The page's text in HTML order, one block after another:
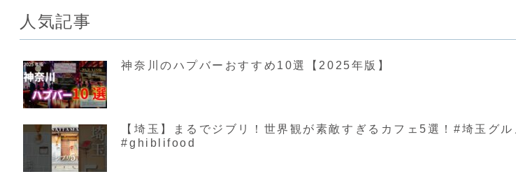
人気記事
神奈川のハプバーおすすめ10選【2025年版】
【埼玉】まるでジブリ！世界観が素敵すぎるカフェ5選！#埼玉
#ghiblifood